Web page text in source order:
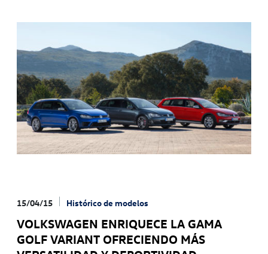
15/04/15 Histórico de modelos
VOLKSWAGEN ENRIQUECE LA GAMA
GOLF VARIANT OFRECIENDO MÁS